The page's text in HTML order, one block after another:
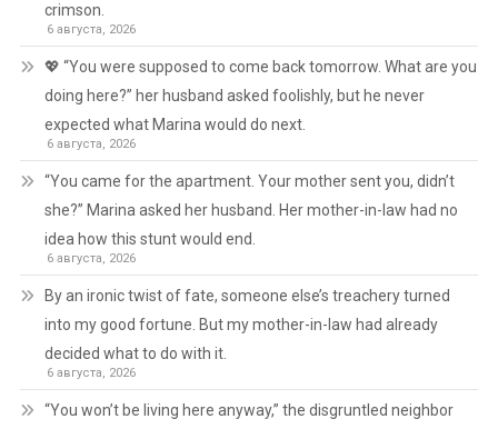
crimson.
6 августа, 2026
💖 “You were supposed to come back tomorrow. What are you
doing here?” her husband asked foolishly, but he never
expected what Marina would do next.
6 августа, 2026
“You came for the apartment. Your mother sent you, didn’t
she?” Marina asked her husband. Her mother-in-law had no
idea how this stunt would end.
6 августа, 2026
By an ironic twist of fate, someone else’s treachery turned
into my good fortune. But my mother-in-law had already
decided what to do with it.
6 августа, 2026
“You won’t be living here anyway,” the disgruntled neighbor